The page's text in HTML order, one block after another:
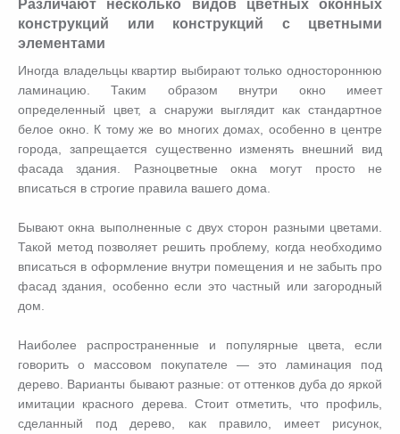
Различают несколько видов цветных оконных
конструкций или конструкций с цветными
элементами
Иногда владельцы квартир выбирают только одностороннюю
ламинацию. Таким образом внутри окно имеет
определенный цвет, а снаружи выглядит как стандартное
белое окно. К тому же во многих домах, особенно в центре
города, запрещается существенно изменять внешний вид
фасада здания. Разноцветные окна могут просто не
вписаться в строгие правила вашего дома.
Бывают окна выполненные с двух сторон разными цветами.
Такой метод позволяет решить проблему, когда необходимо
вписаться в оформление внутри помещения и не забыть про
фасад здания, особенно если это частный или загородный
дом.
Наиболее распространенные и популярные цвета, если
говорить о массовом покупателе — это ламинация под
дерево. Варианты бывают разные: от оттенков дуба до яркой
имитации красного дерева. Стоит отметить, что профиль,
сделанный под дерево, как правило, имеет рисунок,